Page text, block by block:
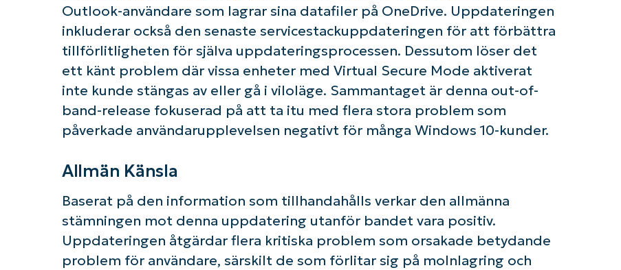
Outlook-användare som lagrar sina datafiler på OneDrive. Uppdateringen
inkluderar också den senaste servicestackuppdateringen för att förbättra
tillförlitligheten för själva uppdateringsprocessen. Dessutom löser det
ett känt problem där vissa enheter med Virtual Secure Mode aktiverat
inte kunde stängas av eller gå i viloläge. Sammantaget är denna out-of-
band-release fokuserad på att ta itu med flera stora problem som
påverkade användarupplevelsen negativt för många Windows 10-kunder.
Allmän Känsla
Baserat på den information som tillhandahålls verkar den allmänna
stämningen mot denna uppdatering utanför bandet vara positiv.
Uppdateringen åtgärdar flera kritiska problem som orsakade betydande
problem för användare, särskilt de som förlitar sig på molnlagring och
Kom igång med NinjaOne AI-drivna KB-analyser!
First
and
last
name*
Business
Country
Company
name*